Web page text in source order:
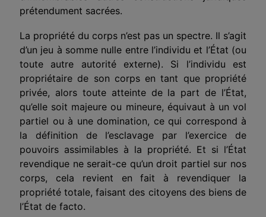
prétendument sacrées.
La propriété du corps n’est pas un spectre. Il s’agit
d’un jeu à somme nulle entre l’individu et l’État (ou
toute autre autorité externe). Si l’individu est
propriétaire de son corps en tant que propriété
privée, alors toute atteinte de la part de l’État,
qu’elle soit majeure ou mineure, équivaut à un vol
partiel ou à une domination, ce qui correspond à
la définition de l’esclavage par l’exercice de
pouvoirs assimilables à la propriété. Et si l’État
revendique ne serait-ce qu’un droit partiel sur nos
corps, cela revient en fait à revendiquer la
propriété totale, faisant des citoyens des biens de
l’État de facto.